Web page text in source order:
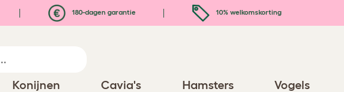
180-dagen garantie 10% welkomskorting
Konijnen Cavia's Hamsters Vogels